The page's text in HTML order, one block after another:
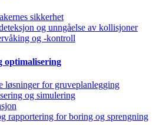
sikkerhet
og unngåelse av kollisjoner
og -kontroll
optimalisering
løsninger for gruveplanlegging
og simulering
rapportering for boring og sprengning